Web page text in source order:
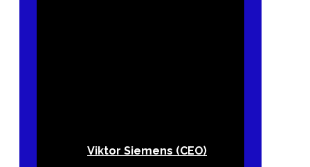
Viktor Siemens (CEO)